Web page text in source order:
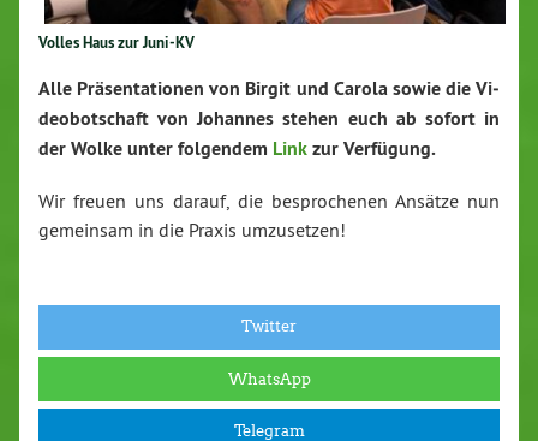
Volles Haus zur Juni-KV
Alle Prä­sen­ta­tio­nen von Birgit und Carola sowie die Vi­
deo­bot­schaft von Johannes stehen euch ab sofort in
der Wolke unter folgendem Linkzur Verfügung.
Wir freuen uns darauf, die be­spro­che­nen Ansätze nun
gemeinsam in die Praxis um­zu­set­zen!
Twitter
WhatsApp
Telegram